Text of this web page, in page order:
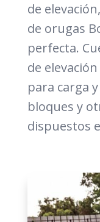
de
de orugas
perfecta.
de
para carga
bloques y
dispuestos